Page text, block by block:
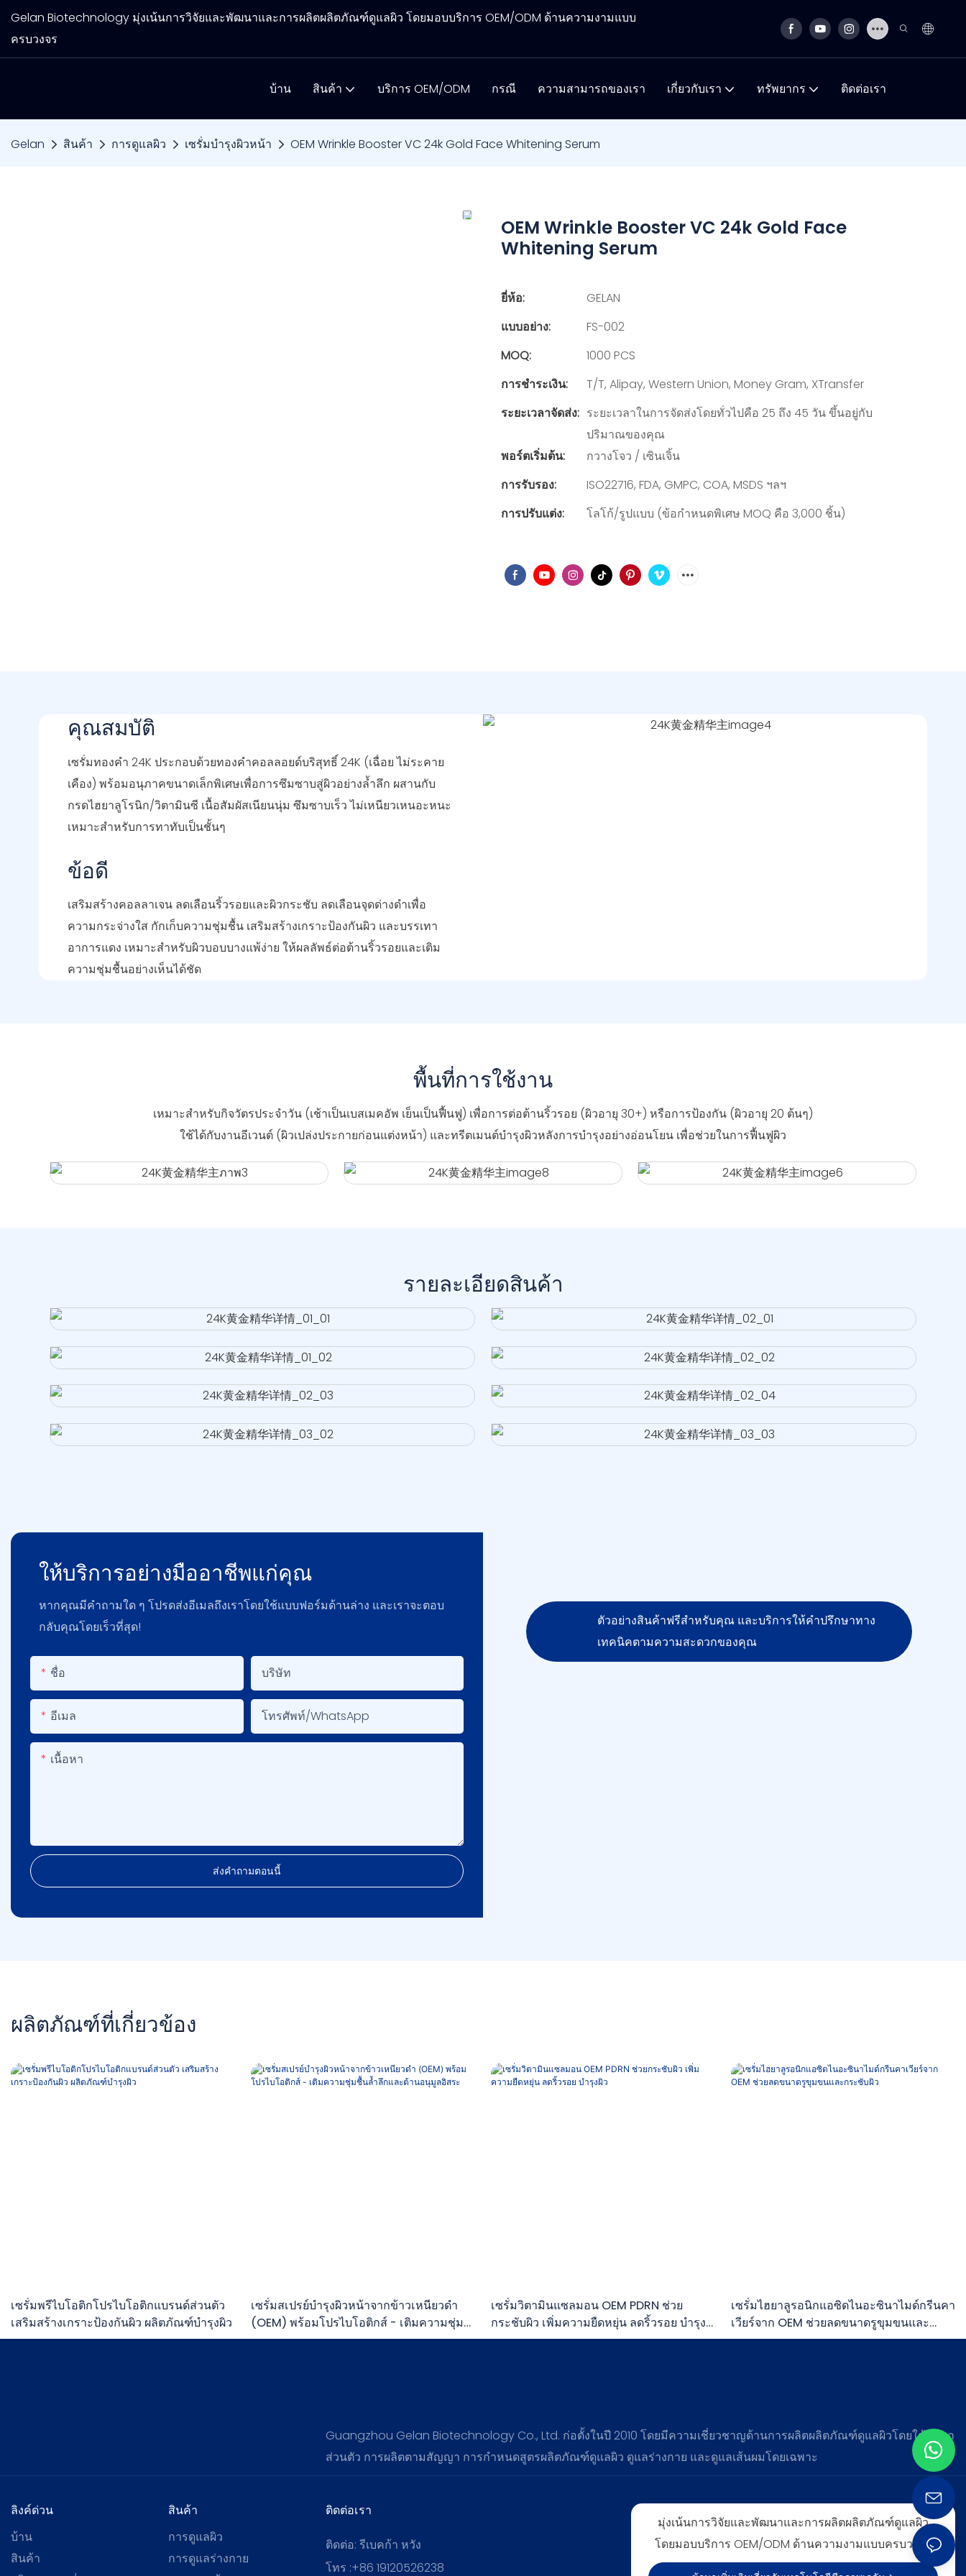
Gelan Biotechnology มุ่งเน้นการวิจัยและพัฒนาและการผลิตผลิตภัณฑ์ดูแลผิว โดยมอบบริการ OEM/ODM ด้านความงามแบบ
ครบวงจร
บ้าน สินค้า บริการ OEM/ODM กรณี ความสามารถของเรา เกี่ยวกับเรา ทรัพยากร ติดต่อเรา
Gelan สินค้า การดูแลผิว เซรั่มบำรุงผิวหน้า OEM Wrinkle Booster VC 24k Gold Face Whitening Serum
OEM Wrinkle Booster VC 24k Gold Face
Whitening Serum
ยี่ห้อ:
GELAN
แบบอย่าง:
FS-002
MOQ:
1000 PCS
การชำระเงิน:
T/T, Alipay, Western Union, Money Gram, XTransfer
ระยะเวลาจัดส่ง: ระยะเวลาในการจัดส่งโดยทั่วไปคือ 25 ถึง 45 วัน ขึ้นอยู่กับ
ปริมาณของคุณ
พอร์ตเริ่มต้น:
กวางโจว / เซินเจิ้น
การรับรอง:
ISO22716, FDA, GMPC, COA, MSDS ฯลฯ
การปรับแต่ง:
โลโก้/รูปแบบ (ข้อกำหนดพิเศษ MOQ คือ 3,000 ชิ้น)
คุณสมบัติ
เซรั่มทองคำ 24K ประกอบด้วยทองคำคอลลอยด์บริสุทธิ์ 24K (เฉื่อย ไม่ระคาย
เคือง) พร้อมอนุภาคขนาดเล็กพิเศษเพื่อการซึมซาบสู่ผิวอย่างล้ำลึก ผสานกับ
กรดไฮยาลูโรนิก/วิตามินซี เนื้อสัมผัสเนียนนุ่ม ซึมซาบเร็ว ไม่เหนียวเหนอะหนะ
เหมาะสำหรับการทาทับเป็นชั้นๆ
ข้อดี
เสริมสร้างคอลลาเจน ลดเลือนริ้วรอยและผิวกระชับ ลดเลือนจุดด่างดำเพื่อ
ความกระจ่างใส กักเก็บความชุ่มชื้น เสริมสร้างเกราะป้องกันผิว และบรรเทา
อาการแดง เหมาะสำหรับผิวบอบบางแพ้ง่าย ให้ผลลัพธ์ต่อต้านริ้วรอยและเติม
ความชุ่มชื้นอย่างเห็นได้ชัด
พื้นที่การใช้งาน
เหมาะสำหรับกิจวัตรประจำวัน (เช้าเป็นเบสเมคอัพ เย็นเป็นฟื้นฟู) เพื่อการต่อต้านริ้วรอย (ผิวอายุ 30+) หรือการป้องกัน (ผิวอายุ 20 ต้นๆ)
ใช้ได้กับงานอีเวนต์ (ผิวเปล่งประกายก่อนแต่งหน้า) และทรีตเมนต์บำรุงผิวหลังการบำรุงอย่างอ่อนโยน เพื่อช่วยในการฟื้นฟูผิว
รายละเอียดสินค้า
ให้บริการอย่างมืออาชีพแก่คุณ
หากคุณมีคำถามใด ๆ โปรดส่งอีเมลถึงเราโดยใช้แบบฟอร์มด้านล่าง และเราจะตอบ
กลับคุณโดยเร็วที่สุด!
ชื่อ บริษัท
อีเมล โทรศัพท์/WhatsApp
เนื้อหา
ส่งคำถามตอนนี้
ตัวอย่างสินค้าฟรีสำหรับคุณ และบริการให้คำปรึกษาทาง
เทคนิคตามความสะดวกของคุณ
ผลิตภัณฑ์ที่เกี่ยวข้อง
เซรั่มพรีไบโอติกโปรไบโอติกแบรนด์ส่วนตัว
เสริมสร้างเกราะป้องกันผิว ผลิตภัณฑ์บำรุงผิว
เซรั่มสเปรย์บำรุงผิวหน้าจากข้าวเหนียวดำ
(OEM) พร้อมโปรไบโอติกส์ - เติมความชุ่ม
ชื้นล้ำลึกและต้านอนุมูลอิสระ
เซรั่มวิตามินแซลมอน OEM PDRN ช่วย
กระชับผิว เพิ่มความยืดหยุ่น ลดริ้วรอย บำรุง
ผิว
เซรั่มไฮยาลูรอนิกแอซิดไนอะซินาไมด์กรีนคา
เวียร์จาก OEM ช่วยลดขนาดรูขุมขนและ
กระชับผิว
Guangzhou Gelan Biotechnology Co., Ltd. ก่อตั้งในปี 2010 โดยมีความเชี่ยวชาญด้านการผลิตผลิตภัณฑ์ดูแลผิวโดยใช้ฉลาก
ส่วนตัว การผลิตตามสัญญา การกำหนดสูตรผลิตภัณฑ์ดูแลผิว ดูแลร่างกาย และดูแลเส้นผมโดยเฉพาะ
ลิงค์ด่วน
บ้าน
สินค้า
สินค้า
การดูแลผิว
การดูแลร่างกาย
ติดต่อเรา
ติดต่อ: รีเบคก้า หวัง
โทร :+86 19120526238
มุ่งเน้นการวิจัยและพัฒนาและการผลิตผลิตภัณฑ์ดูแลผิว
โดยมอบบริการ OEM/ODM ด้านความงามแบบครบวงจร